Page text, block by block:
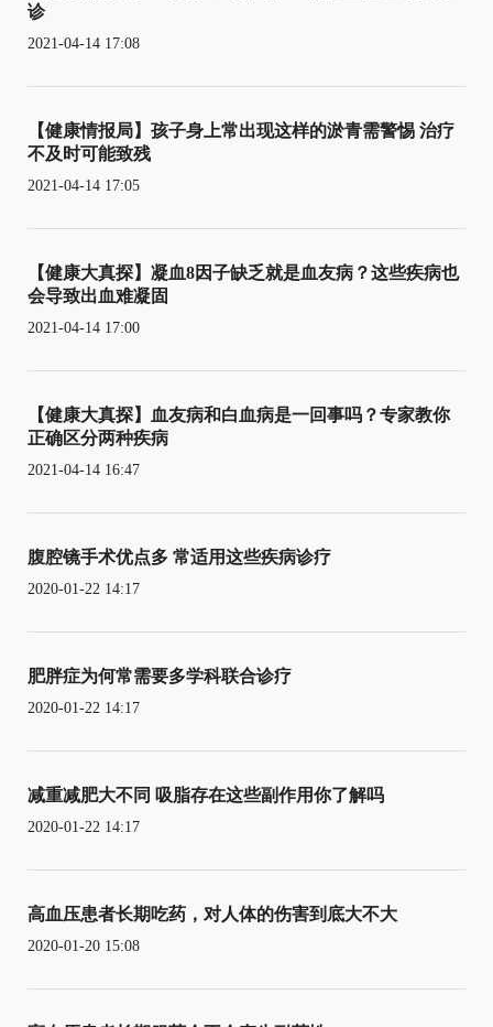
诊
2021-04-14 17:08
【健康情报局】孩子身上常出现这样的淤青需警惕 治疗
不及时可能致残
2021-04-14 17:05
【健康大真探】凝血8因子缺乏就是血友病？这些疾病也
会导致出血难凝固
2021-04-14 17:00
【健康大真探】血友病和白血病是一回事吗？专家教你
正确区分两种疾病
2021-04-14 16:47
腹腔镜手术优点多 常适用这些疾病诊疗
2020-01-22 14:17
肥胖症为何常需要多学科联合诊疗
2020-01-22 14:17
减重减肥大不同 吸脂存在这些副作用你了解吗
2020-01-22 14:17
高血压患者长期吃药，对人体的伤害到底大不大
2020-01-20 15:08